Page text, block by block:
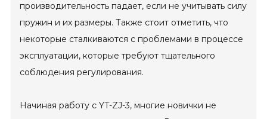
производительность падает, если не учитывать силу
пружин и их размеры. Также стоит отметить, что
некоторые сталкиваются с проблемами в процессе
эксплуатации, которые требуют тщательного
соблюдения регулирования.
Начиная работу с YT-ZJ-3, многие новички не